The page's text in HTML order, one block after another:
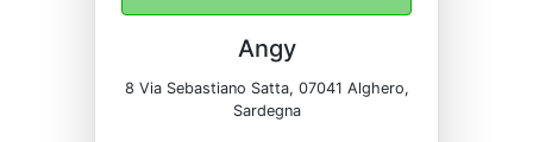
Angy
8 Via Sebastiano Satta, 07041 Alghero,
Sardegna